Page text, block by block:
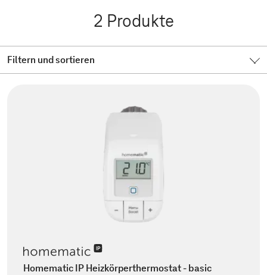
2 Produkte
Filtern und sortieren
Homematic IP Heizkörperthermostat - basic